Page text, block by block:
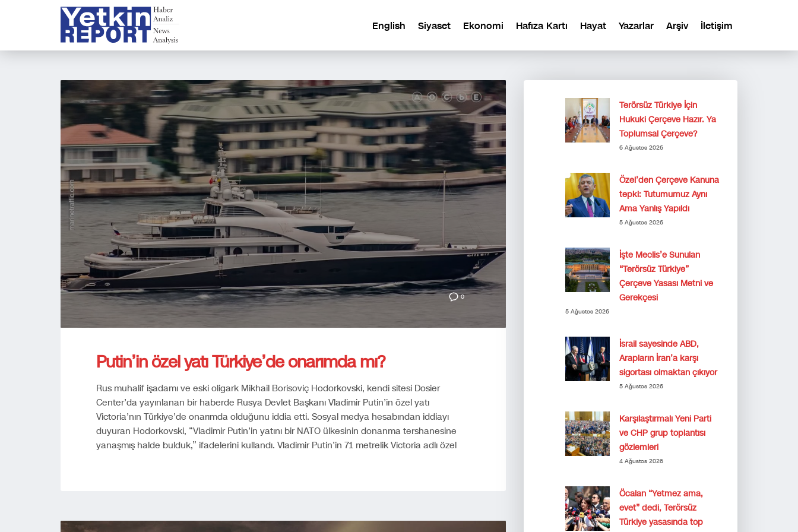
English Siyaset Ekonomi Hafıza Kartı Hayat Yazarlar Arşiv İletişim
0
Putin’in özel yatı Türkiye’de onarımda mı?
Rus muhalif işadamı ve eski oligark Mikhail Borisoviç Hodorkovski, kendi sitesi Dosier
Center’da yayınlanan bir haberde Rusya Devlet Başkanı Vladimir Putin’in özel yatı
Victoria’nın Türkiye’de onarımda olduğunu iddia etti. Sosyal medya hesabından iddiayı
duyuran Hodorkovski, “Vladimir Putin’in yatını bir NATO ülkesinin donanma tershanesine
yanaşmış halde bulduk,” ifadelerini kullandı. Vladimir Putin’in 71 metrelik Victoria adlı özel
Terörsüz Türkiye İçin
Hukuki Çerçeve Hazır. Ya
Toplumsal Çerçeve?
6 Ağustos 2026
Özel’den Çerçeve Kanuna
tepki: Tutumumuz Aynı
Ama Yanlış Yapıldı
5 Ağustos 2026
İşte Meclis’e Sunulan
“Terörsüz Türkiye”
Çerçeve Yasası Metni ve
Gerekçesi
5 Ağustos 2026
İsrail sayesinde ABD,
Arapların İran’a karşı
sigortası olmaktan çıkıyor
5 Ağustos 2026
Karşılaştırmalı Yeni Parti
ve CHP grup toplantısı
gözlemleri
4 Ağustos 2026
Öcalan “Yetmez ama,
evet” dedi, Terörsüz
Türkiye yasasında top